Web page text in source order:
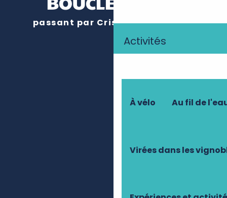
Activités
À vélo Au fil de
Virées dans les
passant par Crissay-sur-Manse